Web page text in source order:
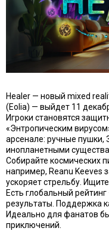
Healer — новый mixed
(Eolia) — выйдет 11
Игроки становятся
«Энтропическим
арсенале: ручные пушки,
инопланетными
Собирайте космических
например, Reanu Keeves
ускоряет стрельбу.
Есть глобальный
результаты. Поддержка
Идеально для фанатов
приключений.